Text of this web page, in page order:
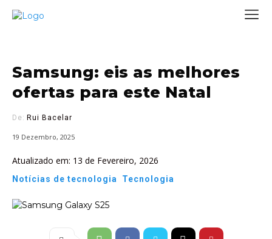
Samsung: eis as melhores
ofertas para este Natal
De: Rui Bacelar
19 Dezembro, 2025
Atualizado em: 13 de Fevereiro, 2026
Notícias de tecnologia Tecnologia